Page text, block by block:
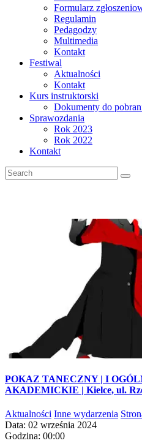
Formularz
Regulamin
Pedagodzy
Multimedia
Kontakt
Festiwal
Aktualności
Kontakt
Kurs instruktorski
Dokumenty do
Sprawozdania
Rok 2023
Rok 2022
Kontakt
POKAZ TANECZNY | I
AKADEMICKIE | Kielce, ul.
Aktualności Inne wydarzenia
Data: 02 września 2024
Godzina: 00:00